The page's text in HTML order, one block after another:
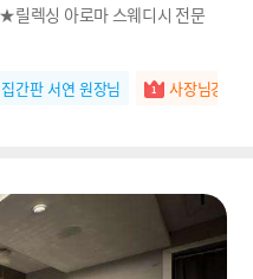
릴렉싱 아로마 스웨디시 전문
간판 서연 원장님 사장님강추